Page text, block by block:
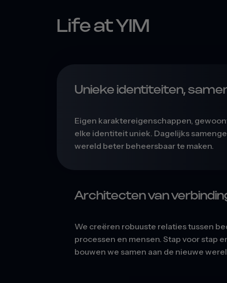
Life at YIM
Unieke identiteiten,
Eigen karaktereigenschappen,
elke identiteit uniek. Dagelijks
wereld beter beheersbaar te maken.
Architecten van
We creëren robuuste relaties tussen
processen en mensen. Stap voor stap
bouwen we samen aan de nieuwe